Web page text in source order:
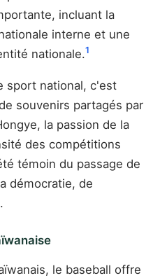
incluant la
interne et une
nationale.1
sport national, c'est
souvenirs partagés par
la passion de la
des compétitions
témoin du passage de
démocratie, de
le baseball offre